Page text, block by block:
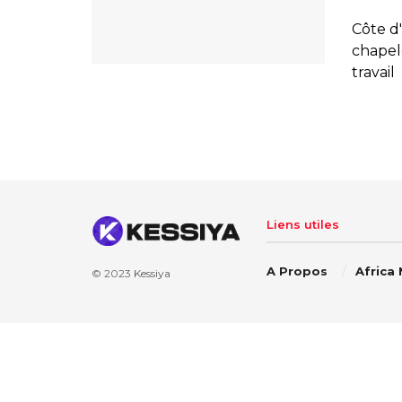
Côte
travail
© 2023 Kessiya
Liens utiles
A Propos Africa